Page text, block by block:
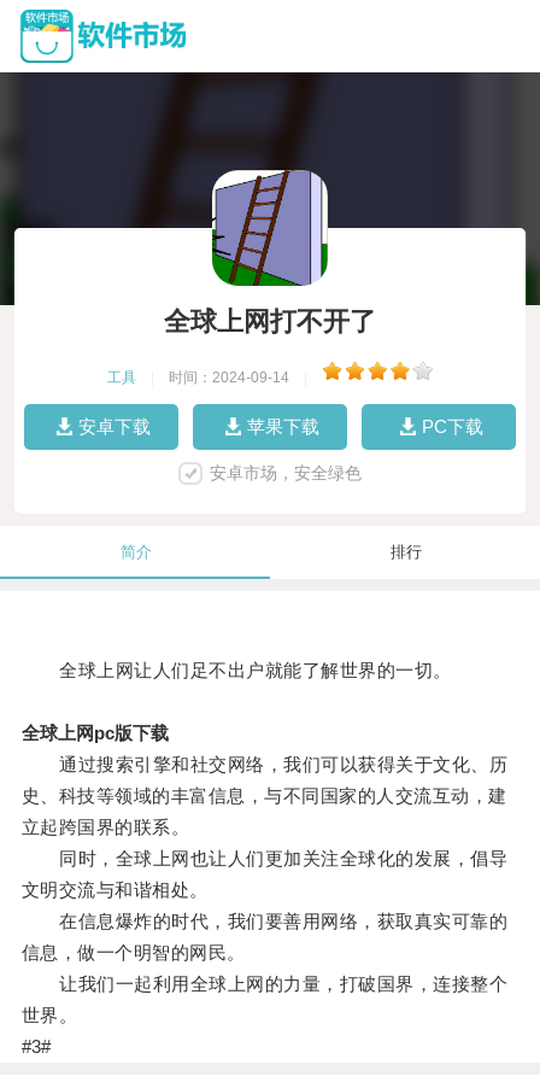
全球上网打不开了
工具 时间：2024-09-14
安卓下载 苹果下载 PC下载
安卓市场，安全绿色
简介 排行
全球上网让人们足不出户就能了解世界的一切。
全球上网pc版下载
通过搜索引擎和社交网络，我们可以获得关于文化、历
史、科技等领域的丰富信息，与不同国家的人交流互动，建
立起跨国界的联系。
同时，全球上网也让人们更加关注全球化的发展，倡导
文明交流与和谐相处。
在信息爆炸的时代，我们要善用网络，获取真实可靠的
信息，做一个明智的网民。
让我们一起利用全球上网的力量，打破国界，连接整个
世界。
#3#